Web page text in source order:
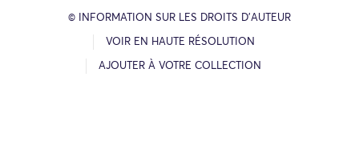
© INFORMATION SUR LES DROITS D’AUTEUR
VOIR EN HAUTE RÉSOLUTION
AJOUTER À VOTRE COLLECTION